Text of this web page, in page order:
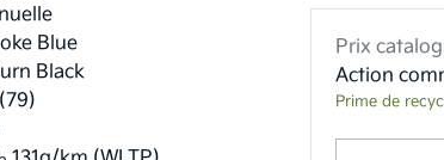
Blue
Black
Prix
Action
Prime de